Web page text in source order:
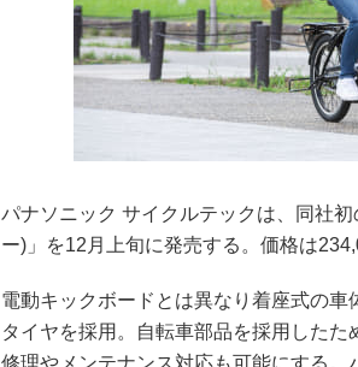
パナソニック サイクルテックは、同社
ー)」を12月上旬に発売する。価格は
電動キックボードとは異なり着座式の
タイヤを採用。自転車部品を採用した
修理やメンテナンス対応も可能にする。